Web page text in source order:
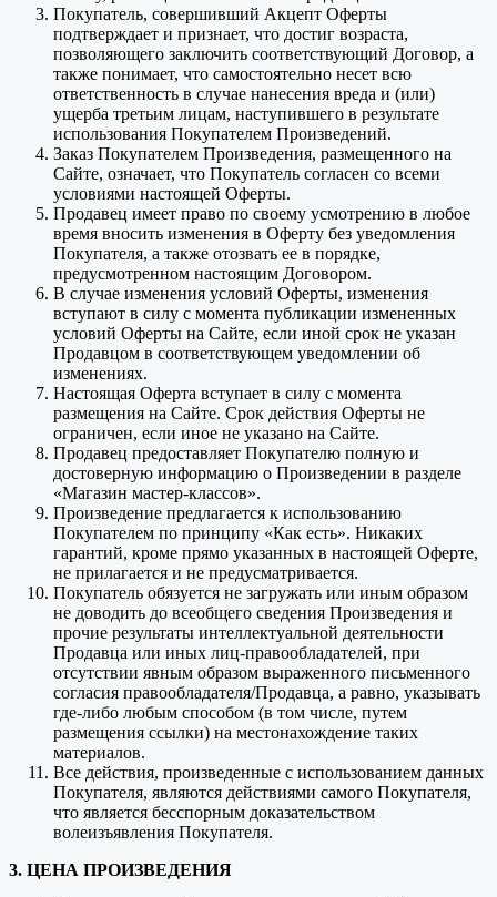
Покупатель, совершивший Акцепт Оферты
подтверждает и признает, что достиг возраста,
позволяющего заключить соответствующий Договор, а
также понимает, что самостоятельно несет всю
ответственность в случае нанесения вреда и (или)
ущерба третьим лицам, наступившего в результате
использования Покупателем Произведений.
Заказ Покупателем Произведения, размещенного на
Сайте, означает, что Покупатель согласен со всеми
условиями настоящей Оферты.
Продавец имеет право по своему усмотрению в любое
время вносить изменения в Оферту без уведомления
Покупателя, а также отозвать ее в порядке,
предусмотренном настоящим Договором.
В случае изменения условий Оферты, изменения
вступают в силу с момента публикации измененных
условий Оферты на Сайте, если иной срок не указан
Продавцом в соответствующем уведомлении об
изменениях.
Настоящая Оферта вступает в силу с момента
размещения на Сайте. Срок действия Оферты не
ограничен, если иное не указано на Сайте.
Продавец предоставляет Покупателю полную и
достоверную информацию о Произведении в разделе
«Магазин мастер-классов».
Произведение предлагается к использованию
Покупателем по принципу «Как есть». Никаких
гарантий, кроме прямо указанных в настоящей Оферте,
не прилагается и не предусматривается.
Покупатель обязуется не загружать или иным образом
не доводить до всеобщего сведения Произведения и
прочие результаты интеллектуальной деятельности
Продавца или иных лиц-правообладателей, при
отсутствии явным образом выраженного письменного
согласия правообладателя/Продавца, а равно, указывать
где-либо любым способом (в том числе, путем
размещения ссылки) на местонахождение таких
материалов.
Все действия, произведенные с использованием данных
Покупателя, являются действиями самого Покупателя,
что является бесспорным доказательством
волеизъявления Покупателя.
3. ЦЕНА ПРОИЗВЕДЕНИЯ